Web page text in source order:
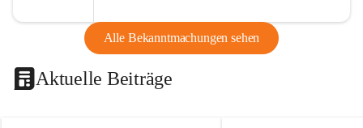
Alle Bekanntmachungen sehen
Aktuelle Beiträge